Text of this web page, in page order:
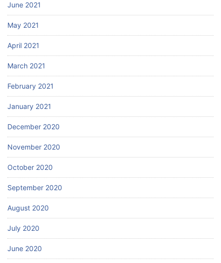
June 2021
May 2021
April 2021
March 2021
February 2021
January 2021
December 2020
November 2020
October 2020
September 2020
August 2020
July 2020
June 2020